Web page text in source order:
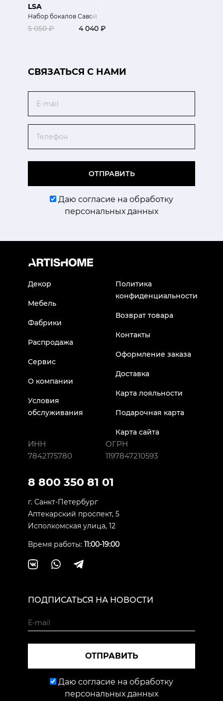
LSA
Набор бокалов Савой
5 050 ₽ 4 040 ₽
CВЯЗАТЬСЯ С НАМИ
ОТПРАВИТЬ
Даю согласие на обработку
персональных данных
Декор
Мебель
Фабрики
Распродажа
Сервис
О компании
Условия
обслуживания
Политика
конфиденциальности
Возврат товара
Контакты
Оформление заказа
Доставка
Карта лояльности
Подарочная карта
Карта сайта
ИНН
7842175780
ОГРН
1197847210593
8 800 350 81 01
г. Санкт-Петербург
Аптекарский проспект, 5
Исполкомская улица, 12
Время работы: 11:00-19:00
ПОДПИСАТЬСЯ НА НОВОСТИ
ОТПРАВИТЬ
Даю согласие на обработку
персональных данных